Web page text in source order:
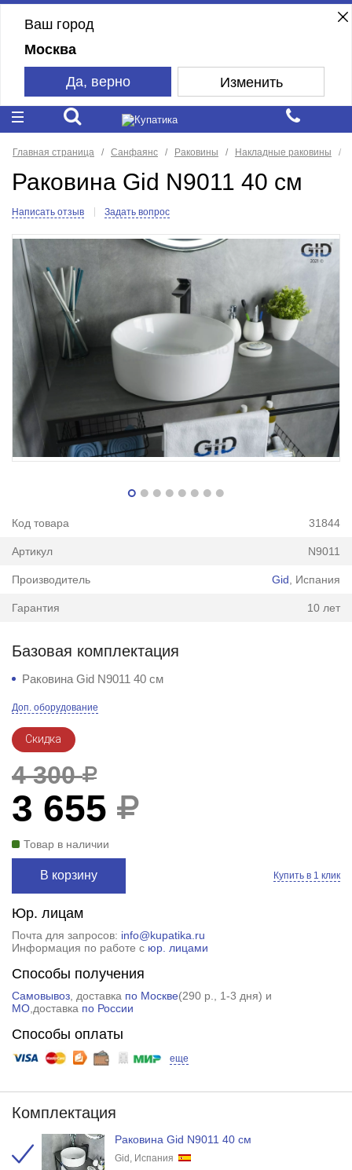
Ваш город
Москва
Да, верно Изменить
Главная страница Санфаянс Раковины Накладные раковины
Раковина Gid N9011 40 см
Написать отзыв Задать вопрос
Код товара 31844
Артикул N9011
Производитель Gid , Испания
Гарантия 10 лет
Базовая комплектация
Раковина Gid N9011 40 см
Доп. оборудование
Скидка
4 300
3 655
Товар в наличии
В корзину Купить в 1 клик
Юр. лицам
Почта для запросов: info@kupatika.ru
Информация по работе с юр. лицами
Способы получения
Самовывоз, доставка по Москве(290 р.
, 1-3 дня) и
МО,доставка по России
Способы оплаты
еще
Комплектация
Раковина Gid N9011 40 см
Gid, Испания